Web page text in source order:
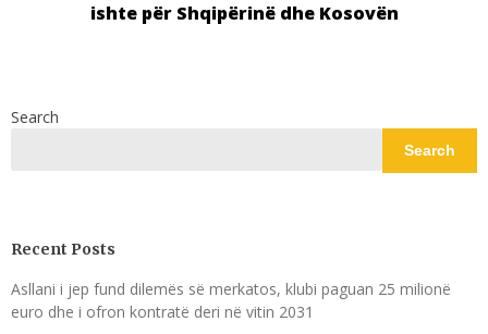
ishte për Shqipërinë dhe Kosovën
Search
Search
Recent Posts
Asllani i jep fund dilemës së merkatos, klubi paguan 25 milionë
euro dhe i ofron kontratë deri në vitin 2031